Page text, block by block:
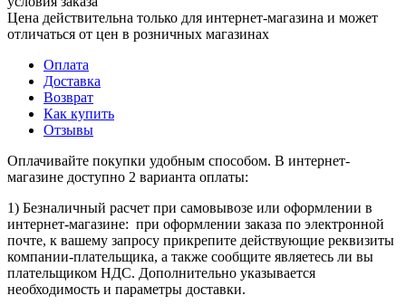
Цена действительна только для интернет-магазина и может
отличаться от цен в розничных магазинах
Оплата
Доставка
Возврат
Как купить
Отзывы
Оплачивайте покупки удобным способом. В интернет-
магазине доступно 2 варианта оплаты:
1) Безналичный расчет при самовывозе или оформлении в
интернет-магазине: при оформлении заказа по электронной
почте, к вашему запросу прикрепите действующие реквизиты
компании-плательщика, а также сообщите являетесь ли вы
плательщиком НДС. Дополнительно указывается
необходимость и параметры доставки.